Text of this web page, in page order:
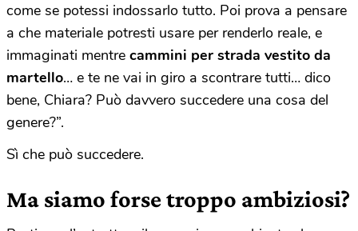
come se potessi indossarlo tutto. Poi prova a pensare
a che materiale potresti usare per renderlo reale, e
immaginati mentre cammini per strada vestito da
martello… e te ne vai in giro a scontrare tutti… dico
bene, Chiara? Può davvero succedere una cosa del
genere?”.
Sì che può succedere.
Ma siamo forse troppo ambiziosi?